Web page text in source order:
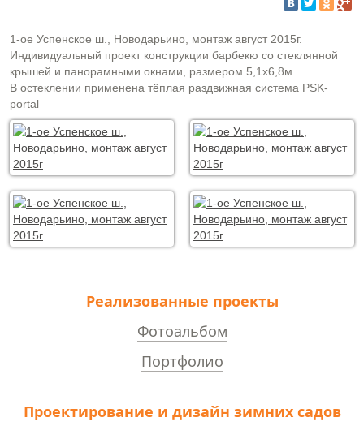
Реализованные проекты
Фотоальбом
Портфолио
Проектирование и дизайн зимних садов
1-ое Успенское ш., Новодарьино, монтаж август 2015г.
Индивидуальный проект конструкции барбекю со стеклянной
крышей и панорамными окнами, размером 5,1х6,8м.
В остеклении применена тёплая раздвижная cистема PSK-
portal